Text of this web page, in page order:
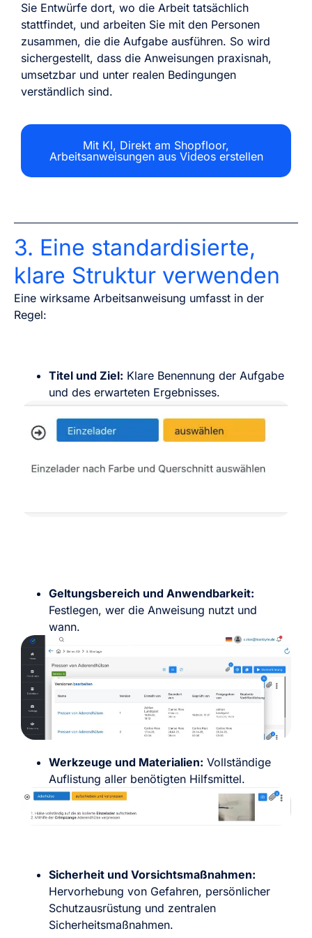
Sie Entwürfe dort, wo die Arbeit tatsächlich
stattfindet, und arbeiten Sie mit den Personen
zusammen, die die Aufgabe ausführen. So wird
sichergestellt, dass die Anweisungen praxisnah,
umsetzbar und unter realen Bedingungen
verständlich sind.
Mit KI, Direkt am Shopfloor,
Arbeitsanweisungen aus Videos erstellen
3. Eine standardisierte,
klare Struktur verwenden
Eine wirksame Arbeitsanweisung umfasst in der
Regel:
Titel und Ziel: Klare Benennung der Aufgabe
und des erwarteten Ergebnisses.
Geltungsbereich und Anwendbarkeit:
Festlegen, wer die Anweisung nutzt und
wann.
Werkzeuge und Materialien: Vollständige
Auflistung aller benötigten Hilfsmittel.
Sicherheit und Vorsichtsmaßnahmen:
Hervorhebung von Gefahren, persönlicher
Schutzausrüstung und zentralen
Sicherheitsmaßnahmen.